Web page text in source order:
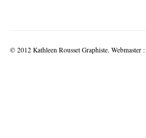
© 2012 Kathleen Rousset Graphiste. Webmaster :